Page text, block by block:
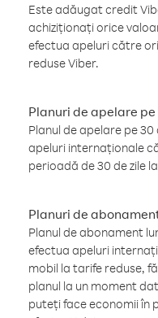
Este adăugat credit
achiziționați orice
efectua apeluri către
reduse Viber.
Planuri de apelare pe
Planul de apelare pe
apeluri internaționale
perioadă de 30 de zile
Planuri de
Planul de abonament
efectua apeluri
mobil la tarife reduse,
planul la un moment
puteți face economii în